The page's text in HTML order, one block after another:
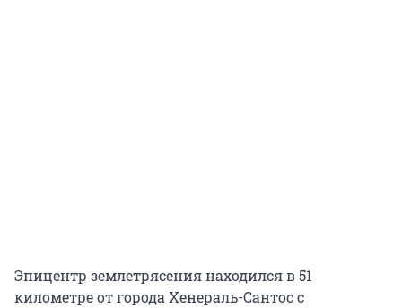
Эпицентр землетрясения находился в 51
километре от города Хенераль-Сантос с